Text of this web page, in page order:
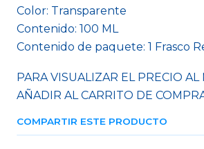
Color: Transparente
Contenido: 100 ML
Contenido de paquete: 1 Frasco
PARA VISUALIZAR EL PRECIO AL
AÑADIR AL CARRITO DE
COMPARTIR ESTE PRODUCTO